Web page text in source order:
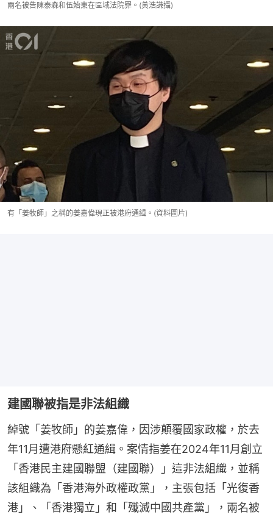
兩名被告陳泰森和伍始東在區域法院罪。(黃浩謙攝)
有「姜牧師」之稱的姜嘉偉現正被港府通緝。(資料圖片)
建國聯被指是非法組織
綽號「姜牧師」的姜嘉偉，因涉顛覆國家政權，於去
年11月遭港府懸紅通緝。案情指姜在2024年11月創立
「香港民主建國聯盟（建國聯）」這非法組織，並稱
該組織為「香港海外政權政黨」，主張包括「光復香
港」、「香港獨立」和「殲滅中國共產黨」，兩名被